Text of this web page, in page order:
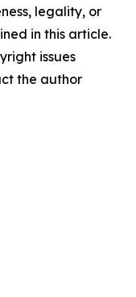
legality, or
in this article.
issues
the author